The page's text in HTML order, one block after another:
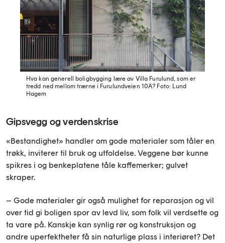
Hva kan generell boligbygging lære av Villa Furulund, som er
tredd ned mellom trærne i Furulundveien 10A? Foto: Lund
Hagem
Gipsvegg og verdenskrise
«Bestandighet» handler om gode materialer som tåler en
trøkk, inviterer til bruk og utfoldelse. Veggene bør kunne
spikres i og benkeplatene tåle kaffemerker; gulvet
skraper.
– Gode materialer gir også mulighet for reparasjon og vil
over tid gi boligen spor av levd liv, som folk vil verdsette og
ta vare på. Kanskje kan synlig rør og konstruksjon og
andre uperfektheter få sin naturlige plass i interiøret? Det